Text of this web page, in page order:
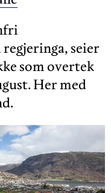
seier
som overtek
Her med